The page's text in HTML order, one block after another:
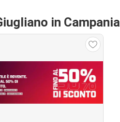
in Campania